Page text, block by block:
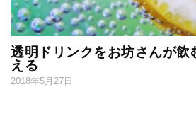
透明ドリンクをお坊さんが飲
える
2018年5月27日